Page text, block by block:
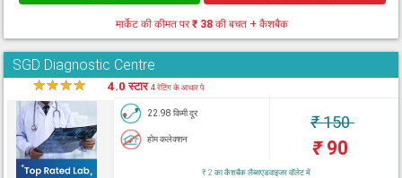
मार्केट की कीमत पर₹ 38 की बचत + कैशबैक
SGD Diagnostic Centre
★★★★ 4.0 स्टार4 रेटिंग के आधार पे
22.98 किमी दूर
होम कलेक्शन
₹150
₹90
₹ 2 का कैशबैक लैब्सएडवाइजर वॉलेट में